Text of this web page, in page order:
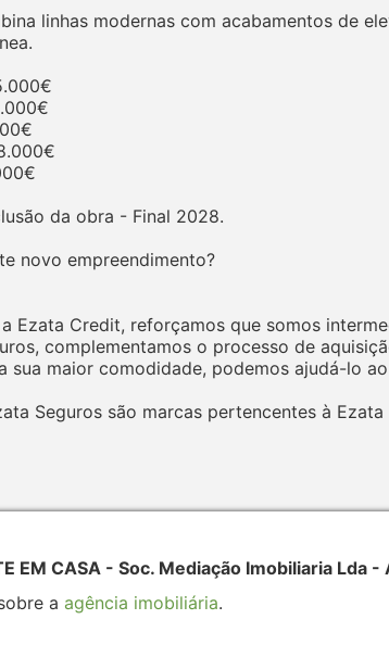
linhas modernas com acabamentos de
da obra - Final 2028.
novo empreendimento?
Ezata Credit, reforçamos que somos
complementamos o processo de
sua maior comodidade, podemos ajudá-lo
Seguros são marcas pertencentes à Ezata
EM CASA - Soc. Mediação Imobiliaria Lda
a agência imobiliária.